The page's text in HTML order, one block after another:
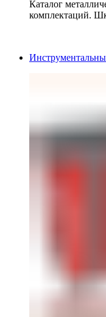
Каталог
комплектаций.